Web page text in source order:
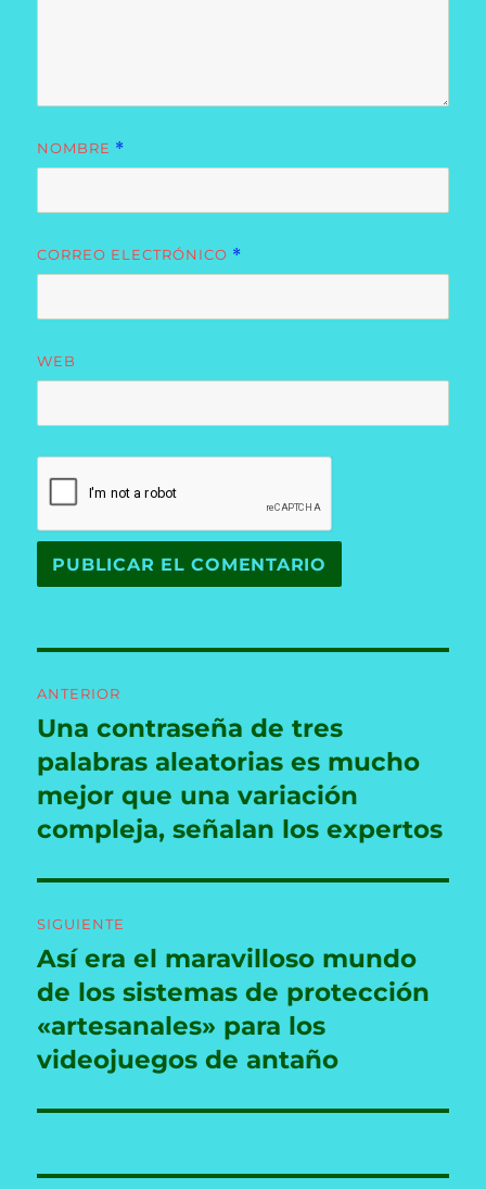
NOMBRE *
CORREO ELECTRÓNICO *
WEB
de
entradas
ANTERIOR
Entrada
anterior:
Una contraseña de tres
palabras aleatorias es mucho
mejor que una variación
compleja, señalan los expertos
SIGUIENTE
Entrada
siguiente:
Así era el maravilloso mundo
de los sistemas de protección
«artesanales» para los
videojuegos de antaño